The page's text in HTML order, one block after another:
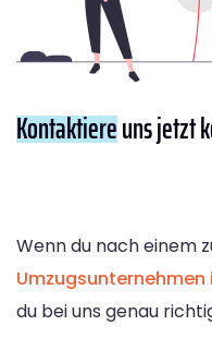
Kontaktiereuns jetzt
Wenn du nach einem
Umzugsunternehmen
du bei uns genau